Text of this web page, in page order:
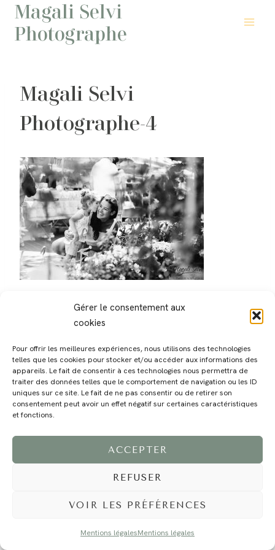
Gérer le consentement aux
cookies
Pour offrir les meilleures expériences, nous utilisons des technologies
telles que les cookies pour stocker et/ou accéder aux informations des
appareils. Le fait de consentir à ces technologies nous permettra de
traiter des données telles que le comportement de navigation ou les ID
uniques sur ce site. Le fait de ne pas consentir ou de retirer son
consentement peut avoir un effet négatif sur certaines caractéristiques
et fonctions.
ACCEPTER
REFUSER
VOIR LES PRÉFÉRENCES
Mentions légalesMentions légales
Aller
contenu
Magali Selvi
Photographe
Magali Selvi
Photographe-4
MAGALI PRESTATIONS YOGA VOYAGE BLOG CONTACT
©2024 EI Magali Selvi - Photographe Famille et Mariage - Nice - Côte d'Azur -